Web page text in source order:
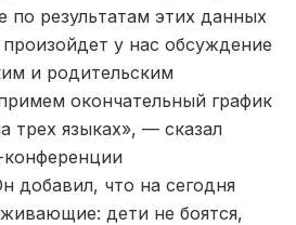
по результатам этих данных
у нас обсуждение
и родительским
окончательный график
трех языках», — сказал
добавил, что на сегодня
дети не боятся,